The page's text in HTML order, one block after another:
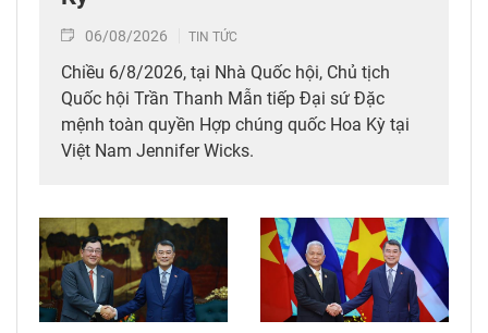
06/08/2026 TIN TỨC
Chiều 6/8/2026, tại Nhà Quốc hội, Chủ tịch
Quốc hội Trần Thanh Mẫn tiếp Đại sứ Đặc
mệnh toàn quyền Hợp chúng quốc Hoa Kỳ tại
Việt Nam Jennifer Wicks.